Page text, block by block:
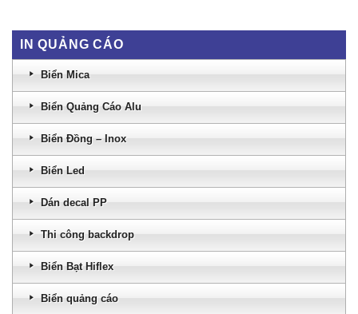
IN QUẢNG CÁO
Biển Mica
Biển Quảng Cáo Alu
Biển Đồng – Inox
Biển Led
Dán decal PP
Thi công backdrop
Biển Bạt Hiflex
Biển quảng cáo